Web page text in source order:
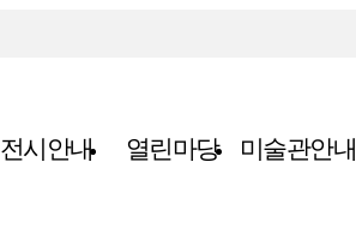
전시안내 열린마당 미술관안내